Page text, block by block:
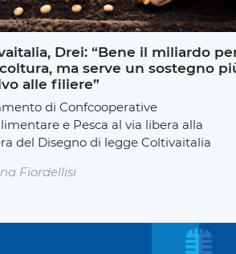
Drei: “Bene il miliardo
ma serve un sostegno
alle filiere”
di Confcooperative
e Pesca al via libera alla
del Disegno di legge Coltivaitalia
Fiordellisi